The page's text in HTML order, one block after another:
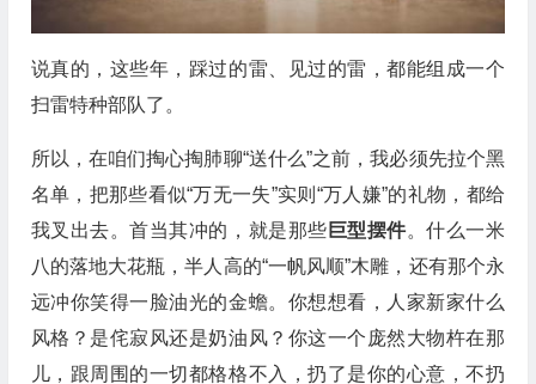
说真的，这些年，踩过的雷、见过的雷，都能组成一个
扫雷特种部队了。
所以，在咱们掏心掏肺聊“送什么”之前，我必须先拉个黑
名单，把那些看似“万无一失”实则“万人嫌”的礼物，都给
我叉出去。首当其冲的，就是那些 巨型摆件。什么一米
八的落地大花瓶，半人高的“一帆风顺”木雕，还有那个永
远冲你笑得一脸油光的金蟾。你想想看，人家新家什么
风格？是侘寂风还是奶油风？你这一个庞然大物杵在那
儿，跟周围的一切都格格不入，扔了是你的心意，不扔